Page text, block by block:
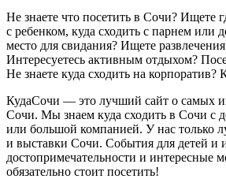
Не знаете что посетить в Сочи? Ищете
с ребенком, куда сходить с парнем или
место для свидания? Ищете
Интересуетесь активным отдыхом?
Не знаете куда сходить на
КудаСочи — это лучший сайт о самых
Сочи. Мы знаем куда сходить в Сочи с
или большой компанией. У нас только
и выставки Сочи. События для детей и
достопримечательности и интересные
обязательно стоит посетить!